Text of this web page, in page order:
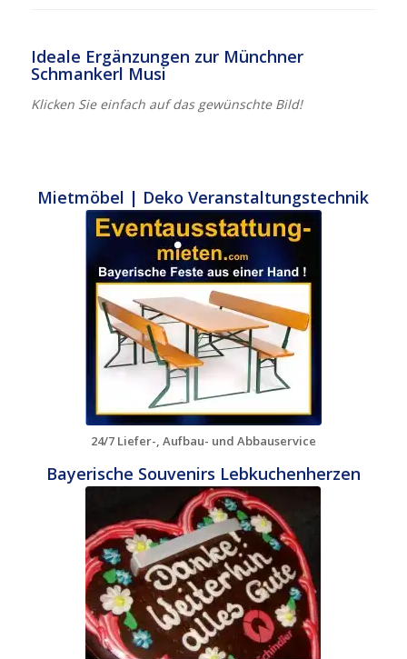
Ideale Ergänzungen zur Münchner
Schmankerl Musi
Klicken Sie einfach auf das gewünschte Bild!
Mietmöbel | Deko Veranstaltungstechnik
24/7 Liefer-, Aufbau- und Abbauservice
Bayerische Souvenirs Lebkuchenherzen